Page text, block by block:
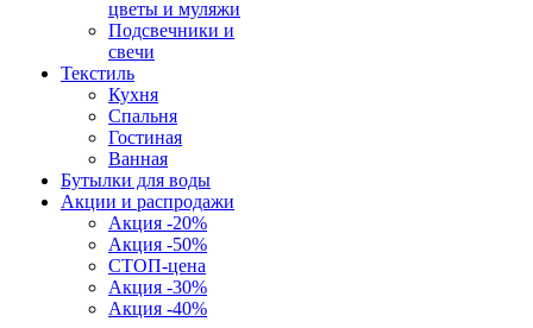
цветы и муляжи
Подсвечники и
свечи
Текстиль
Кухня
Спальня
Гостиная
Ванная
Бутылки для воды
Акции и распродажи
Акция -20%
Акция -50%
СТОП-цена
Акция -30%
Акция -40%